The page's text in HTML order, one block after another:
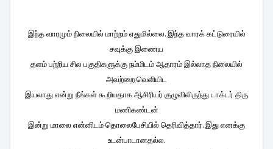
இந்த வாரமும் நிலையில் மாற்றம் ஏதுமில்லை. இந்த வாரக் கட்டுரையில்
சவுக்கு இணைய
தளம் பற்றிய சில பகுதிகளுக்கு நம்மிடம் ஆதாரம் இல்லாத நிலையில்
அவற்றை வெளியிட
இயலாது என்று நீங்கள் கூறியதாக ஆசிரியர் குழுவிலிருந்து டாக்டர் திரு
மணிகண்டன்
இன்று மாலை என்னிடம் தொலைபேசியில் தெரிவித்தார். இது எனக்கு
உடன்பாடானதல்ல.